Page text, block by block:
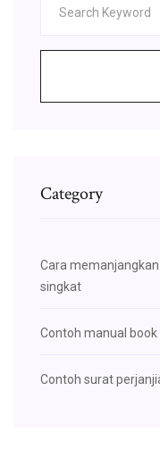
Category
Cara
singkat
Contoh manual
Contoh surat